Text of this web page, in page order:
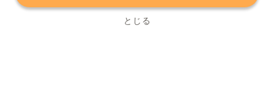
とじる
プライバシーポリシー 利用規約
運営会社
サービスに関してのお問い合わせ